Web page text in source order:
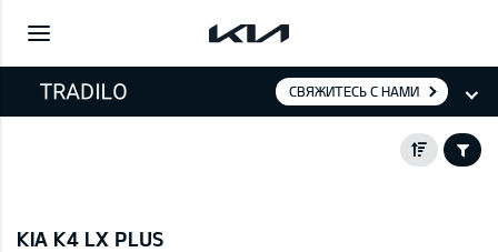
СВЯЖИТЕСЬ С НАМИ
KIA K4 LX PLUS